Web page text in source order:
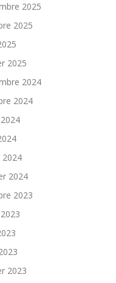
2025
2025
2025
2024
2024
2024
2023
2023